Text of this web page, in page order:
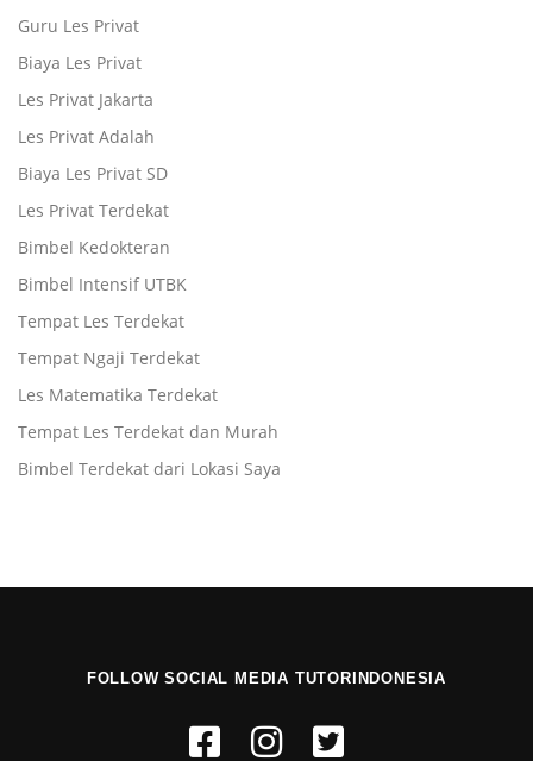
Guru Les Privat
Biaya Les Privat
Les Privat Jakarta
Les Privat Adalah
Biaya Les Privat SD
Les Privat Terdekat
Bimbel Kedokteran
Bimbel Intensif UTBK
Tempat Les Terdekat
Tempat Ngaji Terdekat
Les Matematika Terdekat
Tempat Les Terdekat dan Murah
Bimbel Terdekat dari Lokasi Saya
FOLLOW SOCIAL MEDIA TUTORINDONESIA